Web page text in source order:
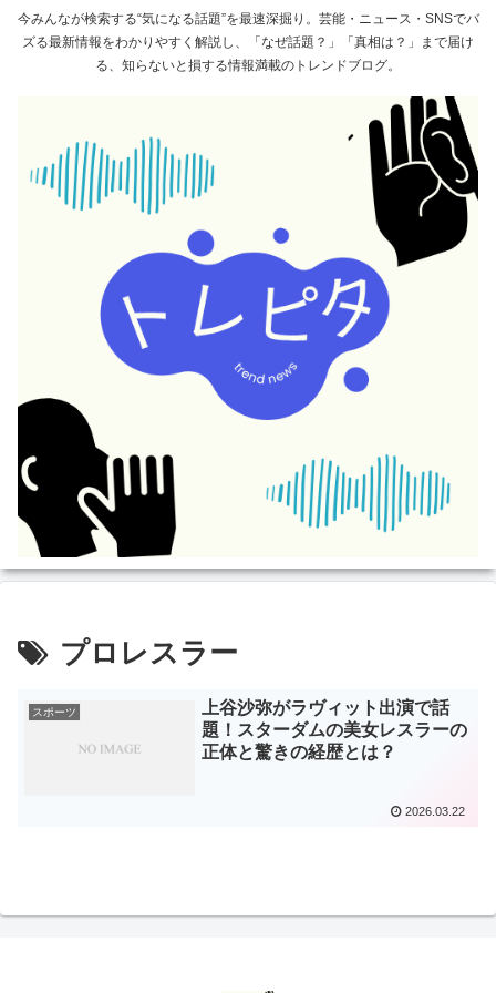
今みんなが検索する“気になる話題”を最速深掘り。芸能・ニュース・SNSでバ
ズる最新情報をわかりやすく解説し、「なぜ話題？」「真相は？」まで届け
る、知らないと損する情報満載のトレンドブログ。
プロレスラー
スポーツ
上谷沙弥がラヴィット出演で話
題！スターダムの美女レスラーの
正体と驚きの経歴とは？
2026.03.22